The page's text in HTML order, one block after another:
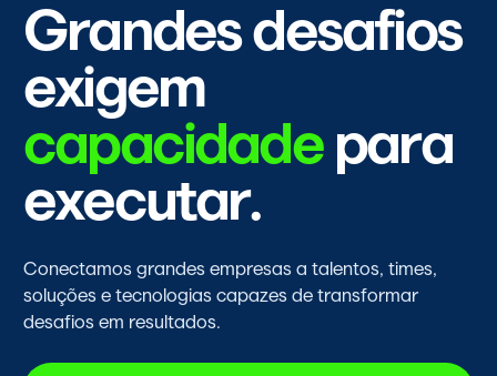
Grandes desafios
exigem
capacidadepara
executar.
Conectamos grandes empresas a talentos, times,
soluções e tecnologias capazes de transformar
desafios em resultados.